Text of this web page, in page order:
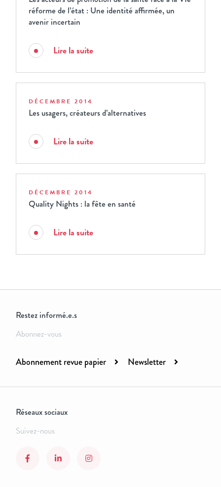
réforme de l’état : Une identité affirmée, un
avenir incertain
Lire la suite
DÉCEMBRE 2014
Les usagers, créateurs d’alternatives
Lire la suite
DÉCEMBRE 2014
Quality Nights : la fête en santé
Lire la suite
Restez informé.e.s
Abonnez-vous
Abonnement revue papier Newsletter
Réseaux sociaux
Suivez-nous